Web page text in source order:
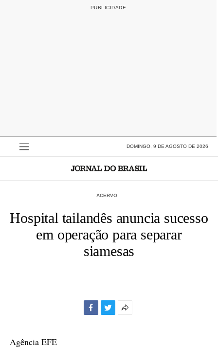
DOMINGO, 9 DE AGOSTO DE 2026
ACERVO
Hospital tailandês anuncia sucesso
em operação para separar
siamesas
Agência EFE